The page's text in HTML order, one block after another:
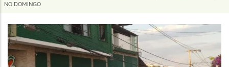
de
navegação
NO DOMINGO